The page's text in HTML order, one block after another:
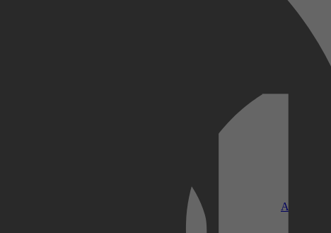
Apple TV